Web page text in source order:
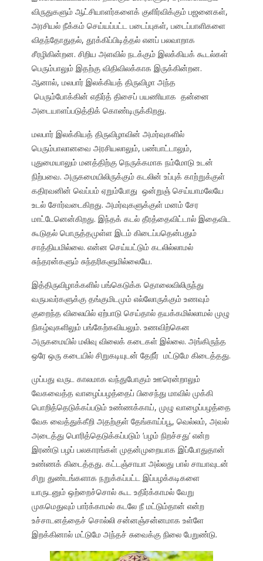
விருதுகளும் ஆட்சியாளர்களைக் குளிர்விக்கும் பஜனைகள்,
அரசியல் நீக்கம் செய்யப்பட்ட படைப்புகள், படைப்பாளிகளை
விதந்தோதுதல், தூக்கிப்பிடித்தல் எனப் பலவாறாக
சீரழிகின்றன. சிறிய அளவில் நடக்கும் இலக்கியக் கூடல்கள்
பெரும்பாலும் இதற்கு விதிவிலக்காக இருக்கின்றன.
ஆனால், மலபார் இலக்கியத் திருவிழா அந்த
பெரும்போக்கின் எதிர்த் திசைப் பயணியாக தன்னை
அடையாளப்படுத்திக் கொண்டிருக்கிறது.
மலபார் இலக்கியத் திருவிழாவின் அமர்வுகளில்
பெரும்பாலானவை அரசியலாலும், பண்பாட்டாலும்,
புதுமையாலும் மனத்திற்கு நெருக்கமாக நம்மோடு உடன்
நிற்பவை. அருகமையிலிருக்கும் கடலின் உப்புக் காற்றுக்குள்
கதிரவனின் வெப்பம் ஏறும்போது ஒன்றுஞ் செய்யாமலேயே
உடல் சோர்வடைகிறது. அமர்வுகளுக்குள் மனம் சேர
மாட்டேனென்கிறது. இந்தக் கடல் தீரத்தைவிட்டால் இதைவிட
கூடுதல் பொருத்தமுள்ள இடம் கிடைப்பதென்பதும்
சாத்தியமில்லை. என்ன செய்யட்டும் கடலில்லாமல்
சுந்தரன்களும் சுந்தரிகளுமில்லையே.
இத்திருவிழாக்களில் பங்கெடுக்க தொலைவிலிருந்து
வருபவர்களுக்கு தங்குமிடமும் எல்லோருக்கும் உணவும்
குறைந்த விலையில் ஏற்பாடு செய்தால் தயக்கமில்லாமல் முழு
நிகழ்வுகளிலும் பங்கேற்கவியலும். உணவிற்கென
அருகமையில் மலிவு விலைக் கடைகள் இல்லை. அங்கிருந்த
ஒரே ஒரு கடையில் சிறுகடியுடன் தேநீர் மட்டுமே கிடைத்தது.
முப்பது வருட காலமாக வந்துபோகும் ஊரென்றாலும்
வேகவைத்த வாழைப்பழத்தைப் பிசைந்து மாவில் முக்கி
பொறித்தெடுக்கப்படும் உண்ணக்காய், முழு வாழைப்பழத்தை
வேக வைத்துக்கீறி அதற்குள் தேங்காய்ப்பூ, வெல்லம், அவல்
அடைத்து பொரித்தெடுக்கப்படும் ‘பழம் நிறச்சது’ என்ற
இரண்டு பழப் பலகாரங்கள் முதன்முறையாக இப்போதுதான்
உண்ணக் கிடைத்தது. கட்டஞ்சாயா அல்லது பால் சாயாவுடன்
சிறு துண்டங்களாக நறுக்கப்பட்ட இப்பழக்கடிகளை
யாருடனும் ஒற்றைச்சொல் கூட உதிர்க்காமல் வேறு
முகமெதுவும் பார்க்காமல் கடலே நீ மட்டும்தான் என்ற
உச்சாடனத்தைச் சொல்லி சன்னஞ்சன்னமாக உள்ளே
இறக்கினால் மட்டுமே அந்தச் சுவைக்கு நிலை பேறுண்டு.